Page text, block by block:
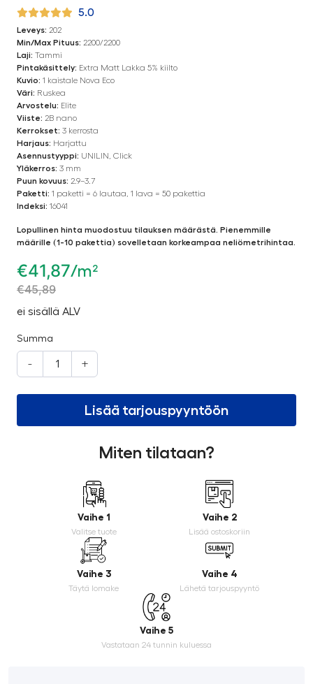
5.0
Leveys: 202
Min/Max Pituus: 2200/2200
Laji: Tammi
Pintakäsittely: Extra Matt Lakka 5% kiilto
Kuvio: 1 kaistale Nova Eco
Väri: Ruskea
Arvostelu: Elite
Viiste: 2B nano
Kerrokset: 3 kerrosta
Harjaus: Harjattu
Asennustyyppi: UNILIN, Click
Yläkerros: 3 mm
Puun kovuus: 2.9–3.7
Paketti: 1 paketti = 6 lautaa, 1 lava = 50 pakettia
Indeksi: 16041
Lopullinen hinta muodostuu tilauksen määrästä. Pienemmille
määrille (1-10 pakettia) sovelletaan korkeampaa neliömetrihintaa.
€41,87/m²
€45,89
ei sisällä ALV
Summa
- +
Lisää tarjouspyyntöön
Miten tilataan?
Vaihe 1
Valitse tuote
Vaihe 2
Lisää ostoskoriin
Vaihe 3
Täytä lomake
Vaihe 4
Lähetä tarjouspyyntö
Vaihe 5
Vastataan 24 tunnin kuluessa